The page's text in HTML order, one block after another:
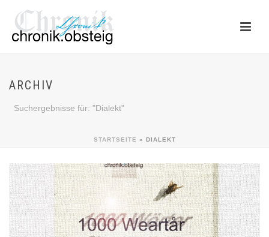
ARCHIV
Suchergebnisse für: "Dialekt"
STARTSEITE » DIALEKT